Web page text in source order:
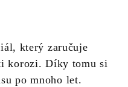
který zaručuje
korozi. Díky tomu si
po mnoho let.